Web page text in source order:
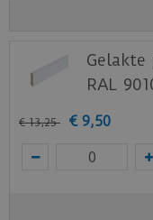
RAL
€ 13,25 € 9,50